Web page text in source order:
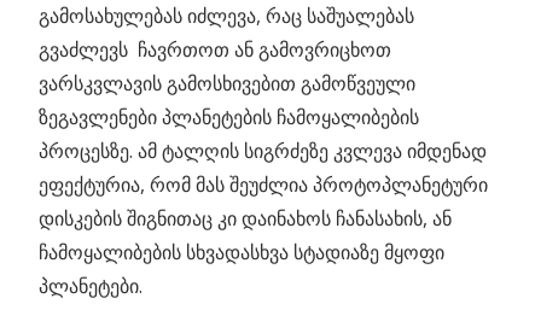
გამოსახულებას იძლევა, რაც საშუალებას
გვაძლევს ჩავრთოთ ან გამოვრიცხოთ
ვარსკვლავის გამოსხივებით გამოწვეული
ზეგავლენები პლანეტების ჩამოყალიბების
პროცესზე. ამ ტალღის სიგრძეზე კვლევა იმდენად
ეფექტურია, რომ მას შეუძლია პროტოპლანეტური
დისკების შიგნითაც კი დაინახოს ჩანასახის, ან
ჩამოყალიბების სხვადასხვა სტადიაზე მყოფი
პლანეტები.